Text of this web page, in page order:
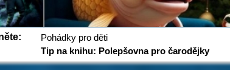
Pohádky pro děti
Tip na knihu: Polepšovna pro čarodějky